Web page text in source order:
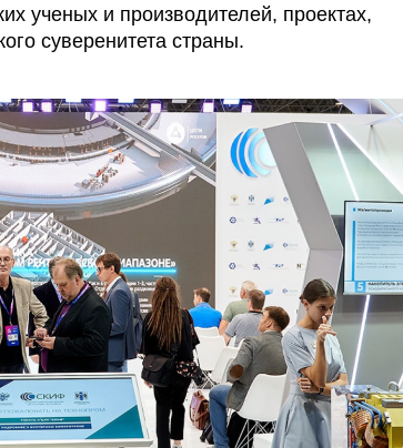
ученых и производителей, проектах,
суверенитета страны.